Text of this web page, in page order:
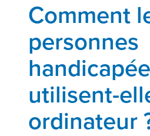
Comment
personnes
utilisent-
ordinateur